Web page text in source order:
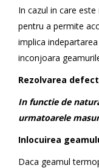
In cazul in care
pentru a permite
implica
inconjoara
Rezolvarea
In functie de
urmatoarele
Inlocuirea
Daca geamul